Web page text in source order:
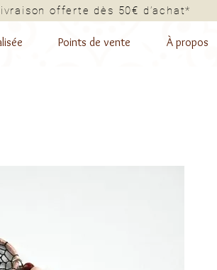
offerte dès 50€
Points de vente À propos